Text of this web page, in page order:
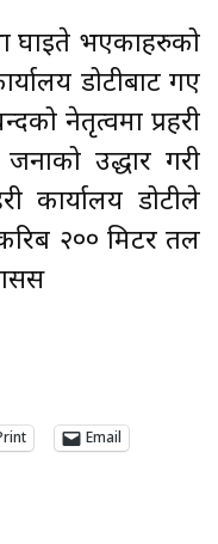
घाइते भएकाहरुको
डोटीबाट गए
नेतृत्वमा प्रहरी
उद्धार गरी
कार्यालय डोटीले
२०० मिटर तल
Email